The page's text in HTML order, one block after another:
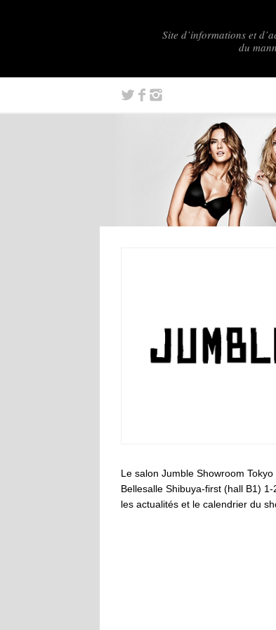
Site d’informations et
du
Le salon Jumble Showroom
Bellesalle Shibuya-first (hall B1)
les actualités et le calendrier du